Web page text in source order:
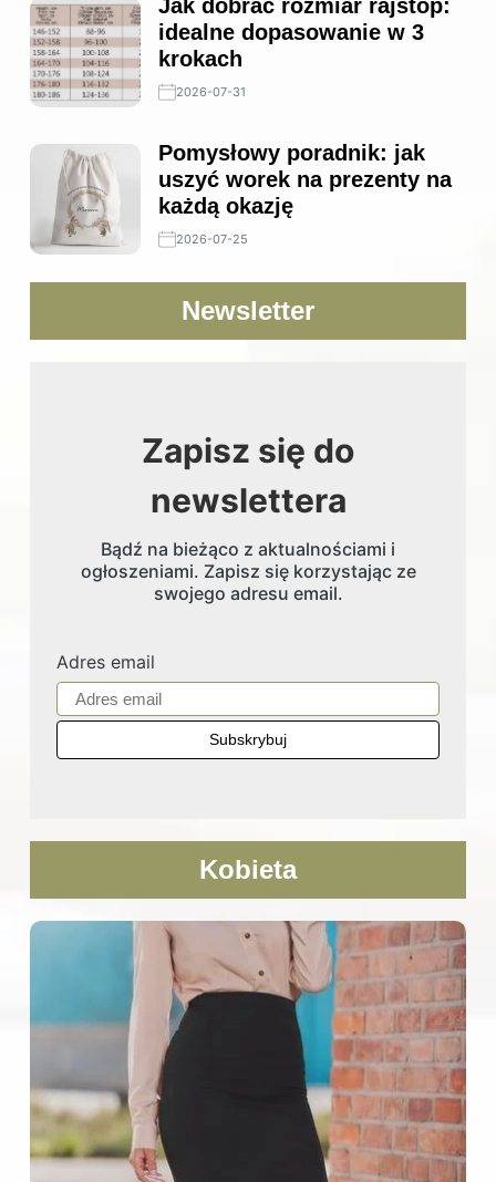
Jak dobrać rozmiar rajstop:
idealne dopasowanie w 3
krokach
2026-07-31
Pomysłowy poradnik: jak
uszyć worek na prezenty na
każdą okazję
2026-07-25
Newsletter
Zapisz się do
newslettera
Bądź na bieżąco z aktualnościami i
ogłoszeniami. Zapisz się korzystając ze
swojego adresu email.
Adres email
Kobieta